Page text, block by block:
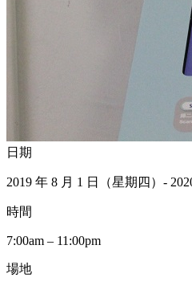
日期
2019 年 8 月 1 日（星期四）-
時間
7:00am – 11:00pm
場地